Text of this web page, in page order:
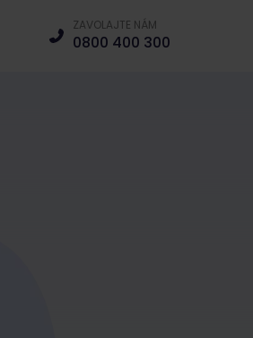
ZAVOLAJTE NÁM
0800 400 300